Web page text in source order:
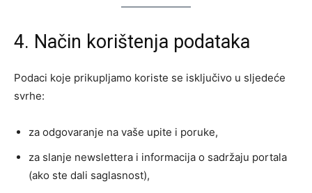
4. Način korištenja podataka
Podaci koje prikupljamo koriste se isključivo u sljedeće
svrhe:
za odgovaranje na vaše upite i poruke,
za slanje newslettera i informacija o sadržaju portala
(ako ste dali saglasnost),